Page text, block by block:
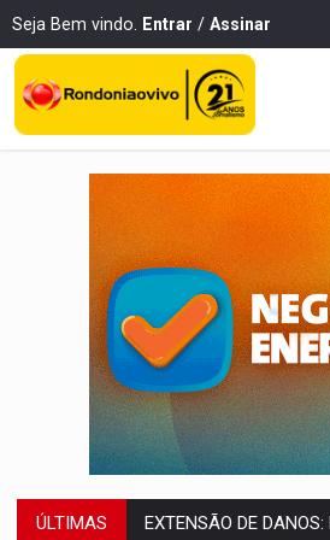
Seja Bem vindo. Entrar / Assinar
ÚLTIMAS VARIANDO O